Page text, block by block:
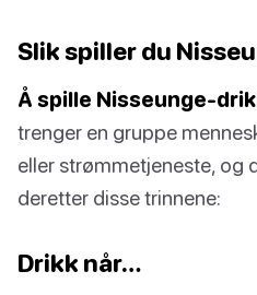
Slik spiller du
Å spille Nisseunge-
trenger en gruppe
eller strømmetjeneste, og
deretter disse trinnene:
Drikk når…